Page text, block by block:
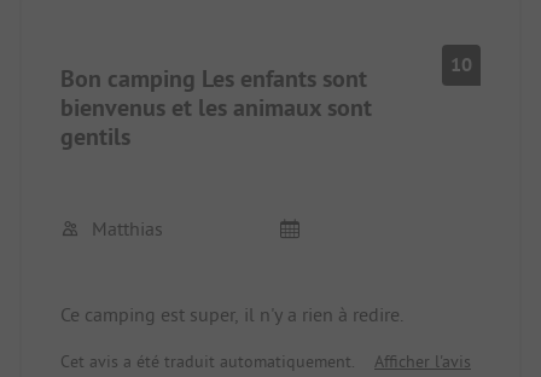
Bon camping Les enfants sont
bienvenus et les animaux sont
gentils
10
Matthias
Ce camping est super, il n'y a rien à redire.
Cet avis a été traduit automatiquement.
Afficher l'avis